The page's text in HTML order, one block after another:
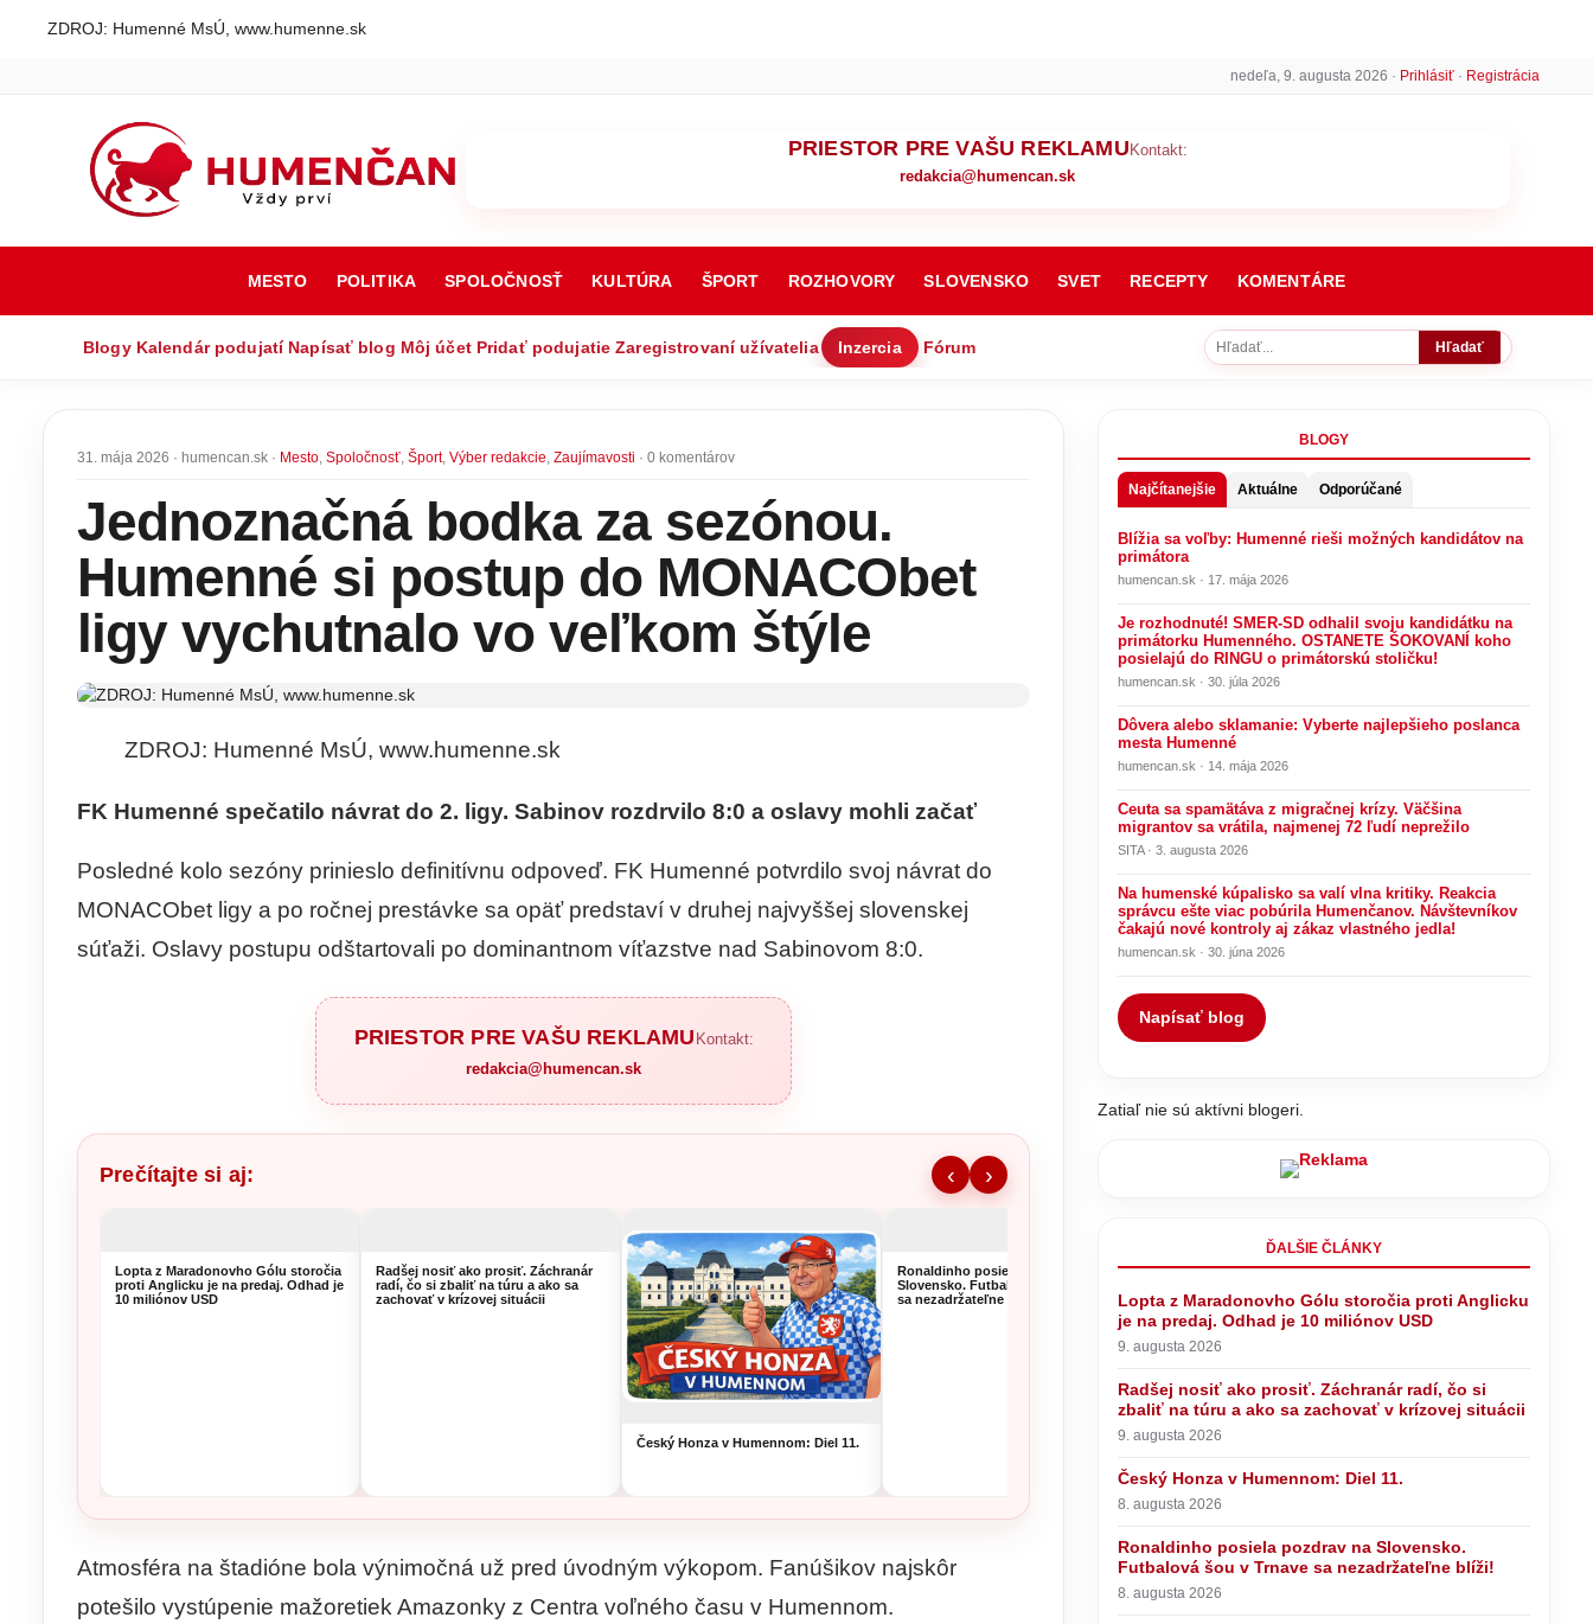
ZDROJ: Humenné MsÚ, www.humenne.sk
nedeľa, 9. augusta 2026 · Prihlásiť · Registrácia
PRIESTOR PRE VAŠU REKLAMU Kontakt:
redakcia@humencan.sk
MESTO POLITIKA SPOLOČNOSŤ KULTÚRA ŠPORT ROZHOVORY SLOVENSKO SVET RECEPTY KOMENTÁRE
Blogy Kalendár podujatí Napísať blog Môj účet Pridať podujatie Zaregistrovaní užívatelia Inzercia Fórum Hľadať
31. mája 2026 · humencan.sk · Mesto, Spoločnosť, Šport, Výber redakcie, Zaujímavosti · 0 komentárov
Jednoznačná bodka za sezónou.
Humenné si postup do MONACObet
ligy vychutnalo vo veľkom štýle
ZDROJ: Humenné MsÚ, www.humenne.sk
FK Humenné spečatilo návrat do 2. ligy. Sabinov rozdrvilo 8:0 a oslavy mohli začať
Posledné kolo sezóny prinieslo definitívnu odpoveď. FK Humenné potvrdilo svoj návrat do
MONACObet ligy a po ročnej prestávke sa opäť predstaví v druhej najvyššej slovenskej
súťaži. Oslavy postupu odštartovali po dominantnom víťazstve nad Sabinovom 8:0.
PRIESTOR PRE VAŠU REKLAMU Kontakt:
redakcia@humencan.sk
Prečítajte si aj: ‹ ›
Lopta z Maradonovho Gólu storočia
proti Anglicku je na predaj. Odhad je
10 miliónov USD
Radšej nosiť ako prosiť. Záchranár
radí, čo si zbaliť na túru a ako sa
zachovať v krízovej situácii
Český Honza v Humennom: Diel 11.
Ronaldinho posiela pozdrav na
Slovensko. Futbalová šou v Trnave
sa nezadržateľne blíži!
na nájomné bývanie
Atmosféra na štadióne bola výnimočná už pred úvodným výkopom. Fanúšikov najskôr
potešilo vystúpenie mažoretiek Amazonky z Centra voľného času v Humennom.
BLOGY
Najčítanejšie Aktuálne Odporúčané
Blížia sa voľby: Humenné rieši možných kandidátov na
primátora
humencan.sk · 17. mája 2026
Je rozhodnuté! SMER-SD odhalil svoju kandidátku na
primátorku Humenného. OSTANETE ŠOKOVANÍ koho
posielajú do RINGU o primátorskú stoličku!
humencan.sk · 30. júla 2026
Dôvera alebo sklamanie: Vyberte najlepšieho poslanca
mesta Humenné
humencan.sk · 14. mája 2026
Ceuta sa spamätáva z migračnej krízy. Väčšina
migrantov sa vrátila, najmenej 72 ľudí neprežilo
SITA · 3. augusta 2026
Na humenské kúpalisko sa valí vlna kritiky. Reakcia
správcu ešte viac pobúrila Humenčanov. Návštevníkov
čakajú nové kontroly aj zákaz vlastného jedla!
humencan.sk · 30. júna 2026
Napísať blog
Zatiaľ nie sú aktívni blogeri.
ĎALŠIE ČLÁNKY
Lopta z Maradonovho Gólu storočia proti Anglicku
je na predaj. Odhad je 10 miliónov USD
9. augusta 2026
Radšej nosiť ako prosiť. Záchranár radí, čo si
zbaliť na túru a ako sa zachovať v krízovej situácii
9. augusta 2026
Český Honza v Humennom: Diel 11.
8. augusta 2026
Ronaldinho posiela pozdrav na Slovensko.
Futbalová šou v Trnave sa nezadržateľne blíži!
8. augusta 2026